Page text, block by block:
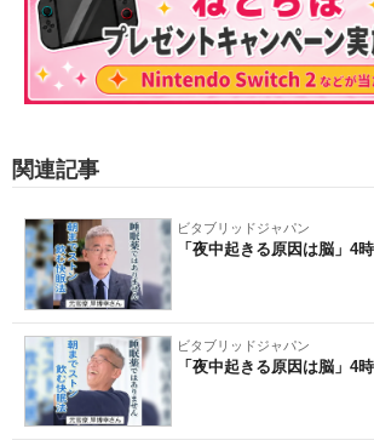
関連記事
ビタブリッドジャパン
「夜中起きる原因は脳」4
ビタブリッドジャパン
「夜中起きる原因は脳」4